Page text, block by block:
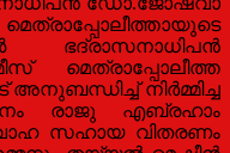
ഭദ്രാസനാധിപന്‍
മെത്രാപ്പോലീത്ത
നിര്‍മ്മിച്ച
രാജു എബ്രഹാം
സഹായ വിതരണം